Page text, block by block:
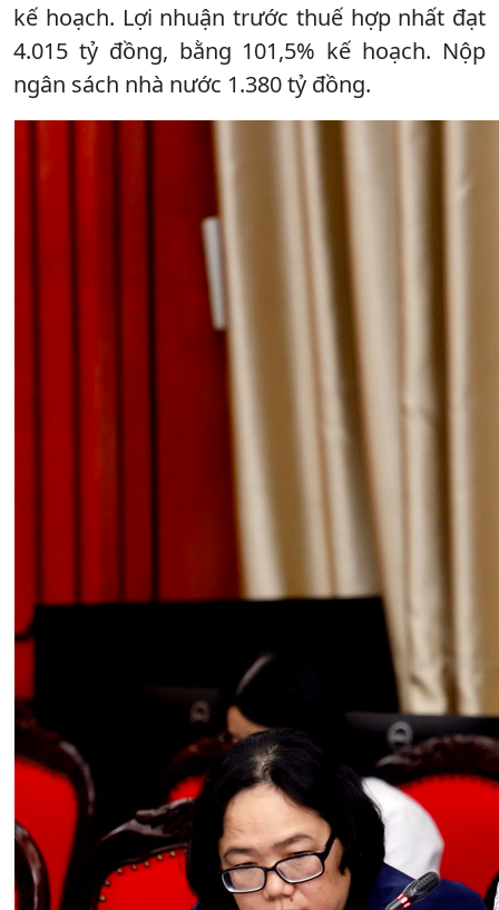
kế hoạch. Lợi nhuận trước thuế hợp nhất đạt
4.015 tỷ đồng, bằng 101,5% kế hoạch. Nộp
ngân sách nhà nước 1.380 tỷ đồng.